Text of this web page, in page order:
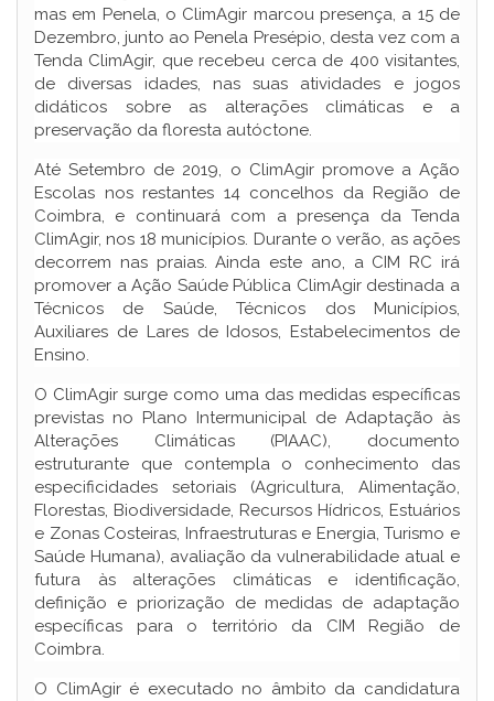
mas em Penela, o ClimAgir marcou presença, a 15 de
Dezembro, junto ao Penela Presépio, desta vez com a
Tenda ClimAgir, que recebeu cerca de 400 visitantes,
de diversas idades, nas suas atividades e jogos
didáticos sobre as alterações climáticas e a
preservação da floresta autóctone.
Até Setembro de 2019, o ClimAgir promove a Ação
Escolas nos restantes 14 concelhos da Região de
Coimbra, e continuará com a presença da Tenda
ClimAgir, nos 18 municípios. Durante o verão, as ações
decorrem nas praias. Ainda este ano, a CIM RC irá
promover a Ação Saúde Pública ClimAgir destinada a
Técnicos de Saúde, Técnicos dos Municípios,
Auxiliares de Lares de Idosos, Estabelecimentos de
Ensino.
O ClimAgir surge como uma das medidas específicas
previstas no Plano Intermunicipal de Adaptação às
Alterações Climáticas (PIAAC), documento
estruturante que contempla o conhecimento das
especificidades setoriais (Agricultura, Alimentação,
Florestas, Biodiversidade, Recursos Hídricos, Estuários
e Zonas Costeiras, Infraestruturas e Energia, Turismo e
Saúde Humana), avaliação da vulnerabilidade atual e
futura às alterações climáticas e identificação,
definição e priorização de medidas de adaptação
específicas para o território da CIM Região de
Coimbra.
O ClimAgir é executado no âmbito da candidatura